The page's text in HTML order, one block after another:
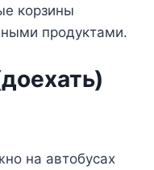
корзины
продуктами.
на автобусах